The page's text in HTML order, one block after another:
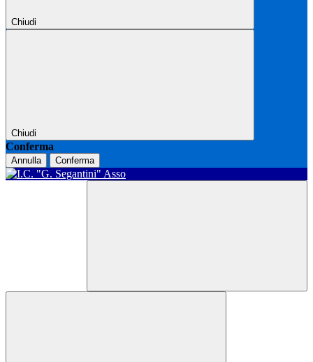
Chiudi
Chiudi
Conferma
Annulla Conferma